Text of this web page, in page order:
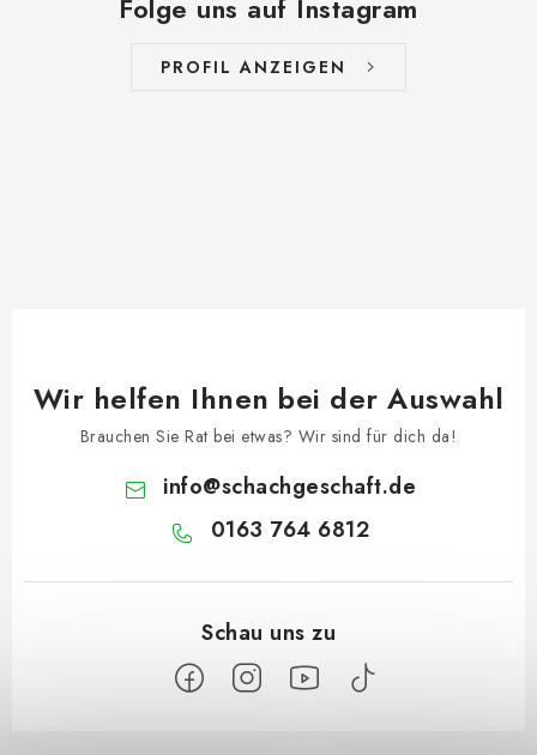
Folge uns auf Instagram
PROFIL ANZEIGEN
Wir helfen Ihnen bei der Auswahl
Brauchen Sie Rat bei etwas? Wir sind für dich da!
info@schachgeschaft.de
0163 764 6812